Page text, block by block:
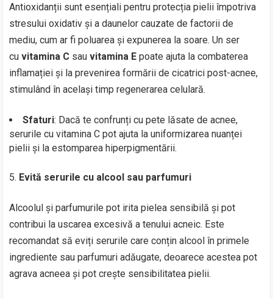
Antioxidanții sunt esențiali pentru protecția pielii împotriva
stresului oxidativ și a daunelor cauzate de factorii de
mediu, cum ar fi poluarea și expunerea la soare. Un ser
cuvitamina C sauvitamina E poate ajuta la combaterea
inflamației și la prevenirea formării de cicatrici post-acnee,
stimulând în același timp regenerarea celulară.
Sfaturi: Dacă te confrunți cu pete lăsate de acnee,
serurile cu vitamina C pot ajuta la uniformizarea nuanței
pielii și la estomparea hiperpigmentării.
Evită serurile cu alcool sau parfumuri
Alcoolul și parfumurile pot irita pielea sensibilă și pot
contribui la uscarea excesivă a tenului acneic. Este
recomandat să eviți serurile care conțin alcool în primele
ingrediente sau parfumuri adăugate, deoarece acestea pot
agrava acneea și pot crește sensibilitatea pielii.